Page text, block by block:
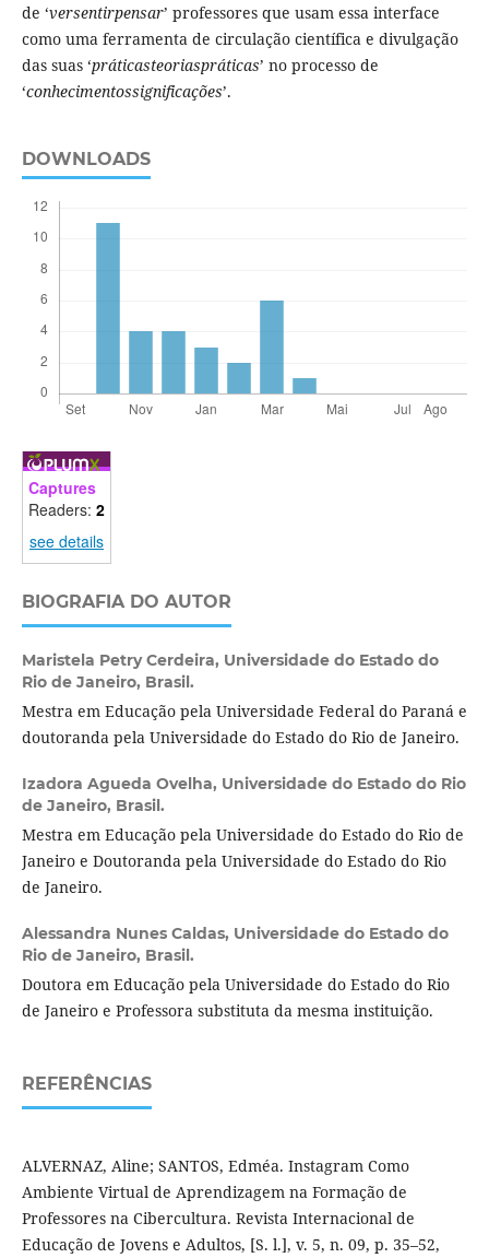
de ‘versentirpensar’ professores que usam essa interface
como uma ferramenta de circulação científica e divulgação
das suas ‘práticasteoriaspráticas’ no processo de
‘conhecimentossignificações’.
DOWNLOADS
Captures
Readers: 2
see details
BIOGRAFIA DO AUTOR
Maristela Petry Cerdeira, Universidade do Estado do
Rio de Janeiro, Brasil.
Mestra em Educação pela Universidade Federal do Paraná e
doutoranda pela Universidade do Estado do Rio de Janeiro.
Izadora Agueda Ovelha, Universidade do Estado do Rio
de Janeiro, Brasil.
Mestra em Educação pela Universidade do Estado do Rio de
Janeiro e Doutoranda pela Universidade do Estado do Rio
de Janeiro.
Alessandra Nunes Caldas, Universidade do Estado do
Rio de Janeiro, Brasil.
Doutora em Educação pela Universidade do Estado do Rio
de Janeiro e Professora substituta da mesma instituição.
REFERÊNCIAS
ALVERNAZ, Aline; SANTOS, Edméa. Instagram Como
Ambiente Virtual de Aprendizagem na Formação de
Professores na Cibercultura. Revista Internacional de
Educação de Jovens e Adultos, [S. l.], v. 5, n. 09, p. 35–52,